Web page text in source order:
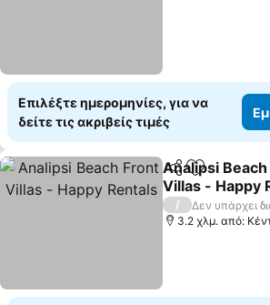
Επιλέξτε ημερομηνίες, για να
δείτε τις ακριβείς τιμές
Κοινοποίηση
Προσθήκη
Analipsi
Villas - Happy
/
Δεν υπάρχει
3.2 χλμ. από: